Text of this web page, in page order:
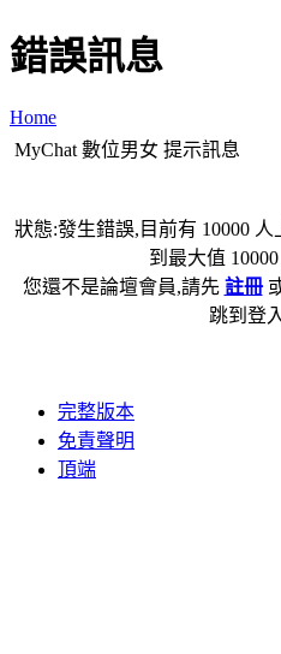
錯誤訊息
Home
MyChat 數位男女 提示訊息
狀態:發生錯誤,目前有 10000
到最大值
您還不是論壇會員,請先 註冊
跳到登
完整版本
免責聲明
頂端